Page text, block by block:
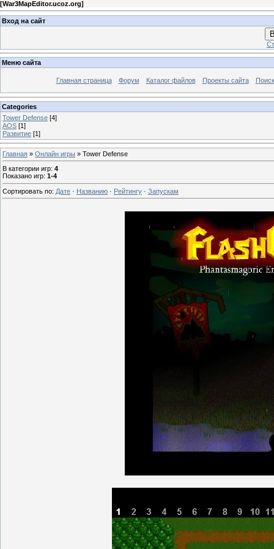
[War3MapEditor.ucoz.org]
Вход на сайт
Меню сайта
Главная страница Форум Каталог файлов Проекты сайта
Categories
Tower Defense [4]
AOS [1]
Развитие [1]
Главная » Онлайн игры » Tower Defense
В категории игр: 4
Показано игр: 1-4
Сортировать по: Дате · Названию · Рейтингу · Запускам